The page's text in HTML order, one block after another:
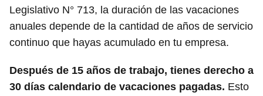
Legislativo N° 713, la duración de las vacaciones
anuales depende de la cantidad de años de servicio
continuo que hayas acumulado en tu empresa.
Después de 15 años de trabajo, tienes derecho a
30 días calendario de vacaciones pagadas. Esto